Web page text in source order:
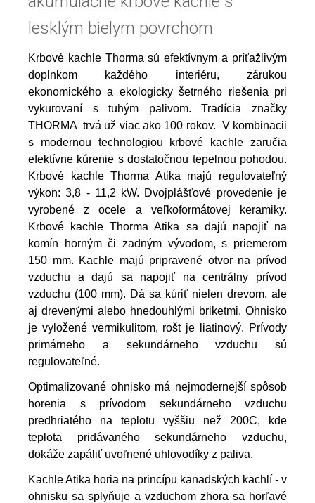
lesklým bielym povrchom
Krbové kachle Thorma sú efektívnym a príťažlivým
doplnkom každého interiéru, zárukou
ekonomického a ekologicky šetrného riešenia pri
vykurovaní s tuhým palivom. Tradícia značky
THORMA trvá už viac ako 100 rokov. V kombinacii
s modernou technologiou krbové kachle zaručia
efektívne kúrenie s dostatočnou tepelnou pohodou.
Krbové kachle Thorma Atika majú regulovateľný
výkon: 3,8 - 11,2 kW. Dvojplášťové provedenie je
vyrobené z ocele a veľkoformátovej keramiky.
Krbové kachle Thorma Atika sa dajú napojiť na
komín horným či zadným vývodom, s priemerom
150 mm. Kachle majú pripravené otvor na prívod
vzduchu a dajú sa napojiť na centrálny prívod
vzduchu (100 mm). Dá sa kúriť nielen drevom, ale
aj drevenými alebo hnedouhlými briketmi. Ohnisko
je vyložené vermikulitom, rošt je liatinový. Prívody
primárneho a sekundárneho vzduchu sú
regulovateľné.
Optimalizované ohnisko má nejmodernejší spôsob
horenia s prívodom sekundárneho vzduchu
predhriatého na teplotu vyššiu než 200C, kde
teplota pridávaného sekundárneho vzduchu,
dokáže zapáliť uvoľnené uhlovodíky z paliva.
Kachle Atika horia na princípu kanadských kachlí - v
ohnisku sa splyňuje a vzduchom zhora sa horľavé